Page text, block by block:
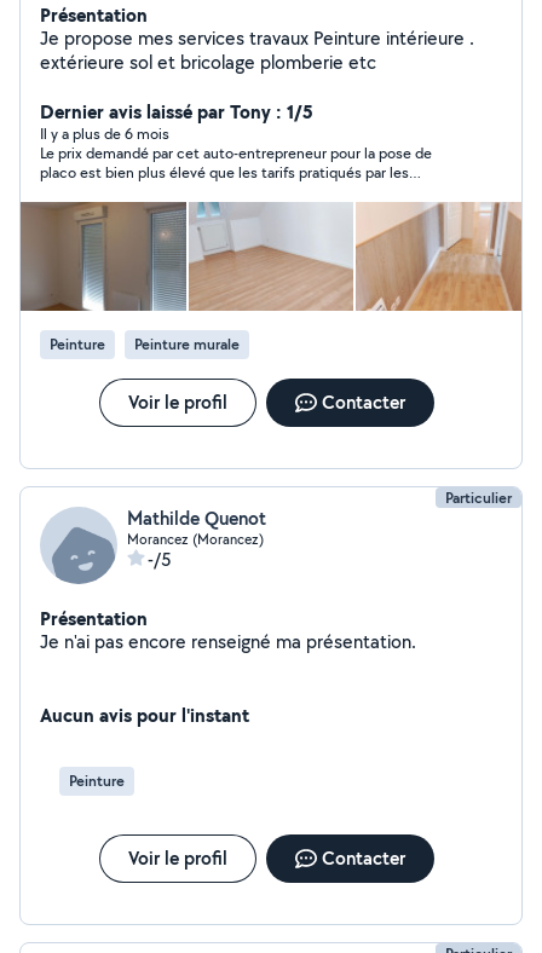
Présentation
Je propose mes services travaux Peinture intérieure .
extérieure sol et bricolage plomberie etc
Dernier avis laissé par Tony : 1/5
Il y a plus de 6 mois
Le prix demandé par cet auto-entrepreneur pour la pose de
placo est bien plus élevé que les tarifs pratiqués par les
Peinture Peinture murale
Voir le profil Contacter
Particulier
Mathilde Quenot
Morancez (Morancez)
-/5
Présentation
Je n'ai pas encore renseigné ma présentation.
Aucun avis pour l'instant
Peinture
Voir le profil Contacter